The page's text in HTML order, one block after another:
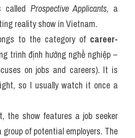
called Prospective Applicants, a
reality show in Vietnam.
to the category of career-
trình định hướng nghề nghiệp –
on jobs and careers). It is
so I usually watch it once a
the show features a job seeker
of potential employers. The